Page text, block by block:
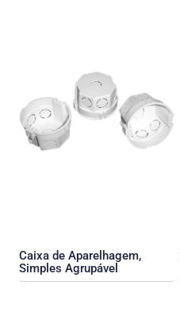
Caixa de Aparelhagem,
Simples Agrupável